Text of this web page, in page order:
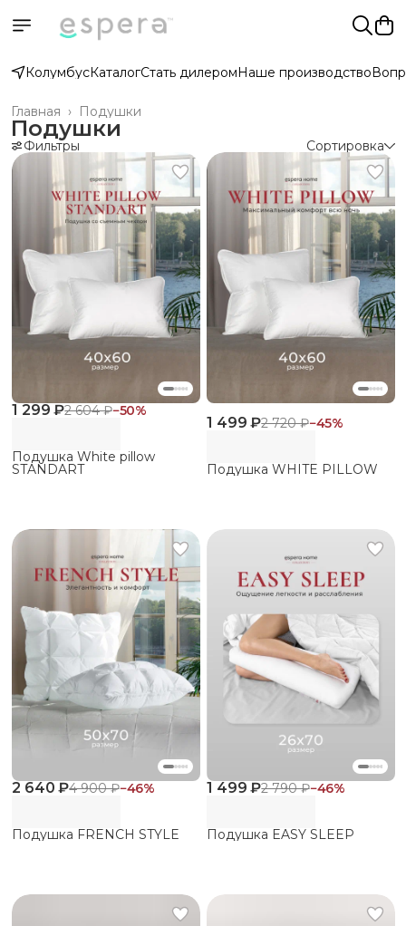
КолумбусКаталогСтать дилеромНаше производство
Подушки
Главная ›
Подушки
Фильтры Сортировка
1 299 ₽2 604 ₽−50%
Подушка White pillow
STANDART
1 499 ₽2 720 ₽−45%
Подушка WHITE PILLOW
2 640 ₽4 900 ₽−46%
Подушка FRENCH STYLE
1 499 ₽2 790 ₽−46%
Подушка EASY SLEEP